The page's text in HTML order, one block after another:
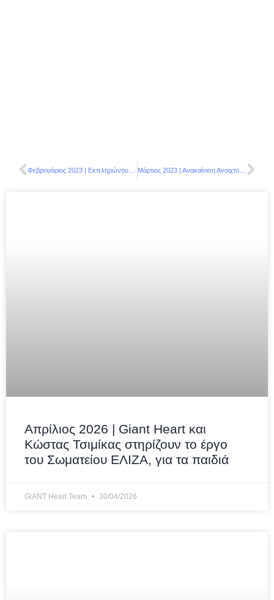
Φεβρουάριος 2023 | Εκπληρώνουμε 3 ευχές παιδιών του Make-A-Wish Μάρτιος 2023 | Ανακαίνιση Ανοιχτού Γηπέδου Μπάσκετ Νέου Ηρακλείου
Απρίλιος 2026 | Giant Heart και
Κώστας Τσιμίκας στηρίζουν το έργο
του Σωματείου ΕΛΙΖΑ, για τα παιδιά
GiANT Heart Team 30/04/2026